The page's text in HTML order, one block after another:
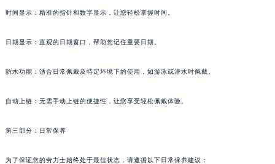
时间显示：精准的指针和数字显示，让您轻松掌握时间。
日期显示：直观的日期窗口，帮助您记住重要日期。
防水功能：适合日常佩戴及特定环境下的使用，如游泳或潜水时佩戴。
自动上链：无需手动上链的便捷性，让您享受轻松佩戴体验。
第三部分：日常保养
为了保证您的劳力士始终处于最佳状态，请遵循以下日常保养建议：